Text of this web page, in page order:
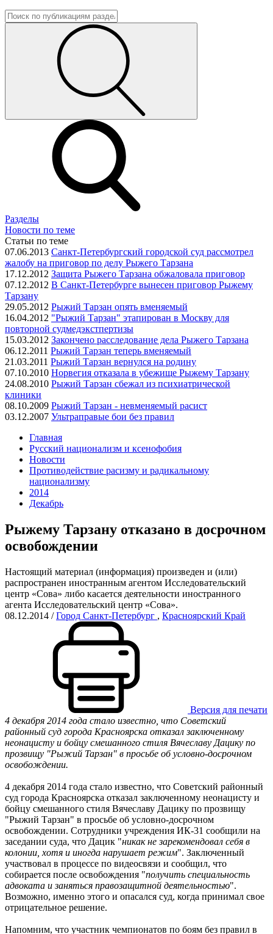
Разделы
Новости по теме
Статьи по теме
07.06.2013 Санкт-Петербургский городской суд рассмотрел
жалобу на приговор по делу Рыжего Тарзана
17.12.2012 Защита Рыжего Тарзана обжаловала приговор
07.12.2012 В Санкт-Петербурге вынесен приговор Рыжему
Тарзану
29.05.2012 Рыжий Тарзан опять вменяемый
16.04.2012 "Рыжий Тарзан" этапирован в Москву для
повторной судмедэкстпертизы
15.03.2012 Закончено расследование дела Рыжего Тарзана
06.12.2011 Рыжий Тарзан теперь вменяемый
21.03.2011 Рыжий Тарзан вернулся на родину
07.10.2010 Норвегия отказала в убежище Рыжему Тарзану
24.08.2010 Рыжий Тарзан сбежал из психиатрической
клиники
08.10.2009 Рыжий Тарзан - невменяемый расист
03.12.2007 Ультраправые бои без правил
Главная
Русский национализм и ксенофобия
Новости
Противодействие расизму и радикальному
национализму
2014
Декабрь
Рыжему Тарзану отказано в досрочном
освобождении
Настоящий материал (информация) произведен и (или)
распространен иностранным агентом Исследовательский
центр «Сова» либо касается деятельности иностранного
агента Исследовательский центр «Сова».
08.12.2014 /Город Санкт-Петербург , Красноярский Край
Версия для печати
4 декабря 2014 года стало известно, что Советский
районный суд города Красноярска отказал заключенному
неонацисту и бойцу смешанного стиля Вячеславу Дацику по
прозвищу "Рыжий Тарзан" в просьбе об условно-досрочном
освобождении.
4 декабря 2014 года стало известно, что Советский районный
суд города Красноярска отказал заключенному неонацисту и
бойцу смешанного стиля Вячеславу Дацику по прозвищу
"Рыжий Тарзан" в просьбе об условно-досрочном
освобождении. Сотрудники учреждения ИК-31 сообщили на
заседании суда, что Дацик "никак не зарекомендовал себя в
колонии, хотя и иногда нарушает режим". Заключенный
участвовал в процессе по видеосвязи и сообщил, что
собирается после освобождения "получить специальность
адвоката и заняться правозащитной деятельностью".
Возможно, именно этого и опасался суд, когда принимал свое
отрицательное решение.
Напомним, что участник чемпионатов по боям без правил в